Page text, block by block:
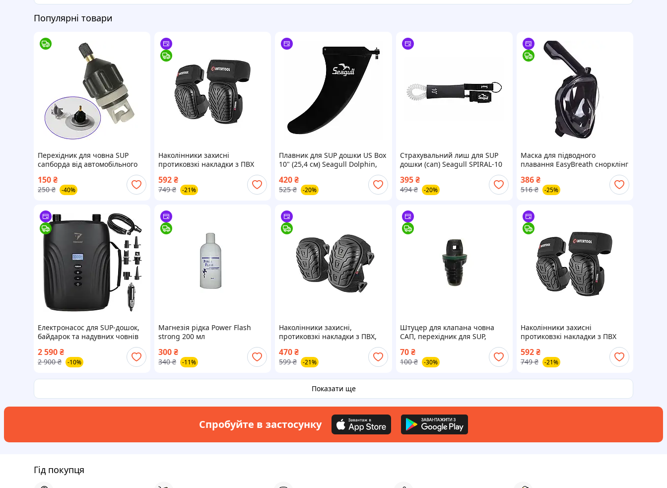
Популярні товари
Перехідник для човна SUP
сапборда від автомобільного
для човна щтуцер для
байдарки
150₴
250 ₴ -40%
Наколінники захисні
протиковзкі накладки з ПВХ
тканина 600D гелеві подушки
неопренові ремені INTERTOOL
SP-0056
592₴
749 ₴ -21%
Плавник для SUP дошки US Box
10" (25,4 см) Seagull Dolphin,
420₴
525 ₴ -20%
Страхувальний лиш для SUP
дошки (сап) Seagull SPIRAL-10
395 ₴
494 ₴ -20%
Маска для підводного
плавання EasyBreath снорклінг
розмір S/M підходить для 90%
дітей і 20% жінок. HP227
386₴
516 ₴ -25%
Електронасос для SUP-дошок,
байдарок та надувних човнів
2 590₴
2 900 ₴ -10%
Магнезія рідка Power Flash
strong 200 мл
300₴
340 ₴ -11%
Наколінники захисні,
протиковзкі накладки з ПВХ,
тканина 600D, гелеві подушки,
неопренові ремені INTERTOOL
470₴
599 ₴ -21%
Штуцер для клапана човна
САП, перехідник для SUP,
Сапборда
70 ₴
100 ₴ -30%
Наколінники захисні
протиковзкі накладки з ПВХ
тканина 600D гелеві подушки
неопренові ремені INTERTOOL
SP-0054
592₴
749 ₴ -21%
Показати ще
Спробуйте в застосунку
Гід покупця